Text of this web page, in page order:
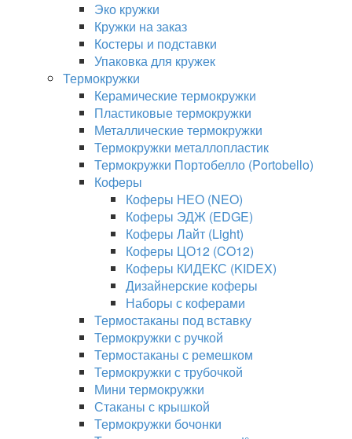
Эко кружки
Кружки на заказ
Костеры и подставки
Упаковка для кружек
Термокружки
Керамические термокружки
Пластиковые термокружки
Металлические термокружки
Термокружки металлопластик
Термокружки Портобелло (Portobello)
Коферы
Коферы НЕО (NEO)
Коферы ЭДЖ (EDGE)
Коферы Лайт (Light)
Коферы ЦО12 (CO12)
Коферы КИДЕКС (KIDEX)
Дизайнерские коферы
Наборы с коферами
Термостаканы под вставку
Термокружки с ручкой
Термостаканы с ремешком
Термокружки с трубочкой
Мини термокружки
Стаканы с крышкой
Термокружки бочонки